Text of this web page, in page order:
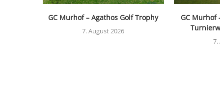
GC Murhof – Agathos Golf Trophy
7. August 2026
GC Murhof
7.